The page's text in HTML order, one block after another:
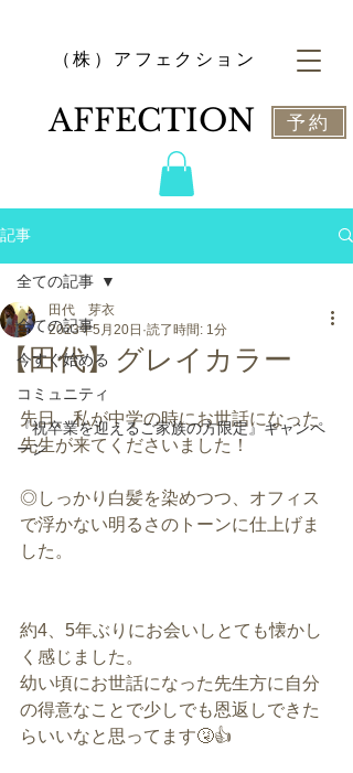
​（株）アフェクション
​AFFECTION 予約
記事
全ての記事
今すぐ始める
コミュニティ
『祝卒業を迎えるご家族の方限定』キャンペ
ーン
全ての記事
【田代】グレイカラー
田代 芽衣
2023年5月20日 読了時間: 1分
先日、私が中学の時にお世話になった
先生が来てくださいました！
◎しっかり白髪を染めつつ、オフィス
で浮かない明るさのトーンに仕上げま
した。
約4、5年ぶりにお会いしとても懐かし
く感じました。
幼い頃にお世話になった先生方に自分
の得意なことで少しでも恩返しできた
らいいなと思ってます🤧👍